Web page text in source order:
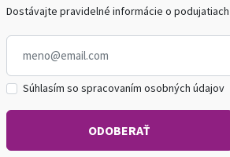
Dostávajte pravidelné informácie o podujatiach
Súhlasím so spracovaním osobných údajov